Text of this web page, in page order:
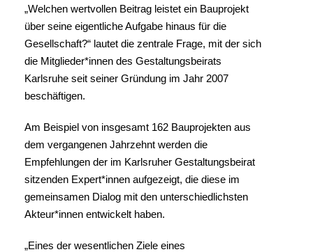
„Welchen wertvollen Beitrag leistet ein Bauprojekt
über seine eigentliche Aufgabe hinaus für die
Gesellschaft?“ lautet die zentrale Frage, mit der sich
die Mitglieder*innen des Gestaltungsbeirats
Karlsruhe seit seiner Gründung im Jahr 2007
beschäftigen.
Am Beispiel von insgesamt 162 Bauprojekten aus
dem vergangenen Jahrzehnt werden die
Empfehlungen der im Karlsruher Gestaltungsbeirat
sitzenden Expert*innen aufgezeigt, die diese im
gemeinsamen Dialog mit den unterschiedlichsten
Akteur*innen entwickelt haben.
„Eines der wesentlichen Ziele eines